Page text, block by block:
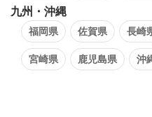
九州・沖縄
福岡県 佐賀県 長崎
宮崎県 鹿児島県 沖